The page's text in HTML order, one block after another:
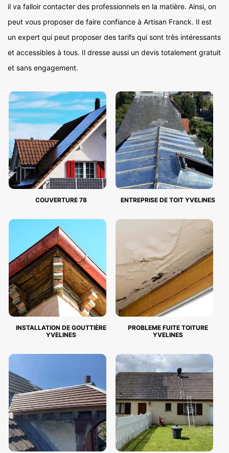
il va falloir contacter des professionnels en la matière. Ainsi, on
peut vous proposer de faire confiance à Artisan Franck. Il est
un expert qui peut proposer des tarifs qui sont très intéressants
et accessibles à tous. Il dresse aussi un devis totalement gratuit
et sans engagement.
COUVERTURE 78 ENTREPRISE DE TOIT YVELINES
INSTALLATION DE GOUTTIÈRE
YVELINES
PROBLEME FUITE TOITURE
YVELINES